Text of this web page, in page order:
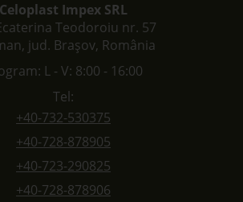
Celoplast Impex SRL
Teodoroiu nr. 57
jud. Brașov, România
L - V: 8:00 - 16:00
Tel:
+40-732-530375
+40-728-878905
+40-723-290825
+40-728-878906